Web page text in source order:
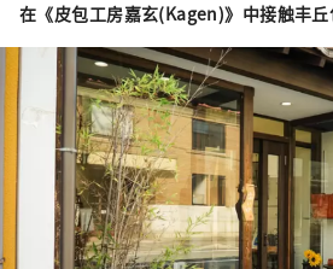
在《皮包工房嘉玄(Kagen)》中接触丰丘